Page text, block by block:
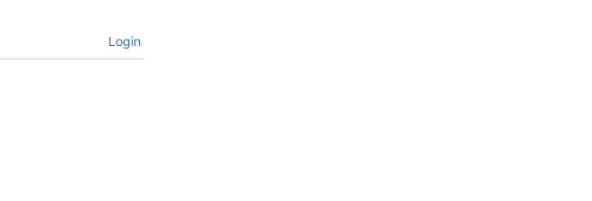
Login